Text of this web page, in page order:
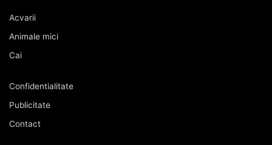
Acvarii
Animale mici
Cai
Confidentialitate
Publicitate
Contact